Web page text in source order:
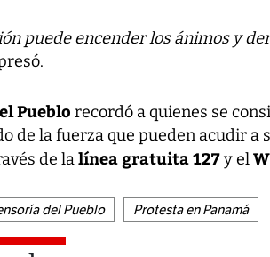
puede encender los ánimos y
Pueblo recordó a quienes se
de la fuerza que pueden acudir a
de lalínea gratuita 127y el
del Pueblo Protesta en Panamá